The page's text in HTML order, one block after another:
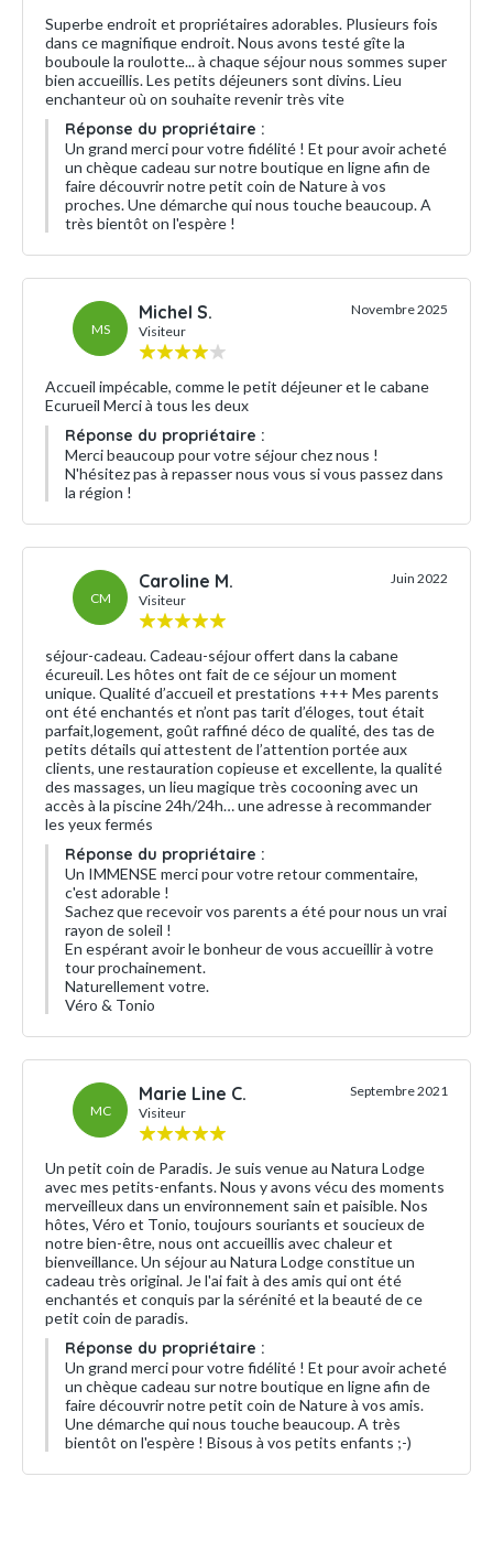
Superbe endroit et propriétaires adorables. Plusieurs fois
dans ce magnifique endroit. Nous avons testé gîte la
bouboule la roulotte... à chaque séjour nous sommes super
bien accueillis. Les petits déjeuners sont divins. Lieu
enchanteur où on souhaite revenir très vite
Réponse du propriétaire :
Un grand merci pour votre fidélité ! Et pour avoir acheté
un chèque cadeau sur notre boutique en ligne afin de
faire découvrir notre petit coin de Nature à vos
proches. Une démarche qui nous touche beaucoup. A
très bientôt on l'espère !
MS
Michel S.
Visiteur
Novembre 2025
Accueil impécable, comme le petit déjeuner et le cabane
Ecurueil Merci à tous les deux
Réponse du propriétaire :
Merci beaucoup pour votre séjour chez nous !
N'hésitez pas à repasser nous vous si vous passez dans
la région !
CM
Caroline M.
Visiteur
Juin 2022
séjour-cadeau. Cadeau-séjour offert dans la cabane
écureuil. Les hôtes ont fait de ce séjour un moment
unique. Qualité d’accueil et prestations +++ Mes parents
ont été enchantés et n’ont pas tarit d’éloges, tout était
parfait,logement, goût raffiné déco de qualité, des tas de
petits détails qui attestent de l’attention portée aux
clients, une restauration copieuse et excellente, la qualité
des massages, un lieu magique très cocooning avec un
accès à la piscine 24h/24h… une adresse à recommander
les yeux fermés
Réponse du propriétaire :
Un IMMENSE merci pour votre retour commentaire,
c'est adorable !
Sachez que recevoir vos parents a été pour nous un vrai
rayon de soleil !
En espérant avoir le bonheur de vous accueillir à votre
tour prochainement.
Naturellement votre.
Véro & Tonio
MC
Marie Line C.
Visiteur
Septembre 2021
Un petit coin de Paradis. Je suis venue au Natura Lodge
avec mes petits-enfants. Nous y avons vécu des moments
merveilleux dans un environnement sain et paisible. Nos
hôtes, Véro et Tonio, toujours souriants et soucieux de
notre bien-être, nous ont accueillis avec chaleur et
bienveillance. Un séjour au Natura Lodge constitue un
cadeau très original. Je l'ai fait à des amis qui ont été
enchantés et conquis par la sérénité et la beauté de ce
petit coin de paradis.
Réponse du propriétaire :
Un grand merci pour votre fidélité ! Et pour avoir acheté
un chèque cadeau sur notre boutique en ligne afin de
faire découvrir notre petit coin de Nature à vos amis.
Une démarche qui nous touche beaucoup. A très
bientôt on l'espère ! Bisous à vos petits enfants ;-)